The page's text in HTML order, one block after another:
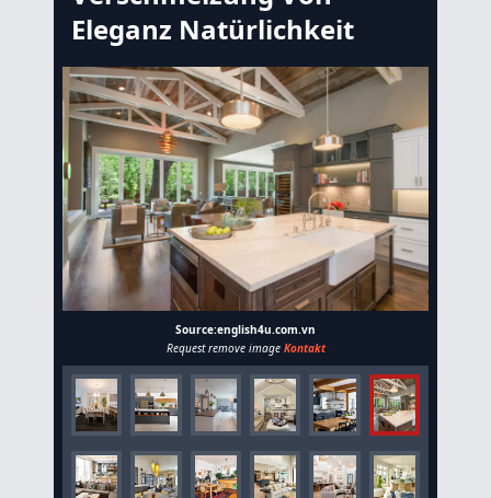
Eleganz Natürlichkeit
Source:english4u.com.vn
Request remove image Kontakt